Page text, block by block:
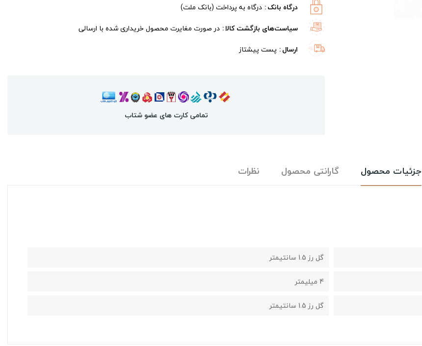
درگاه بانک درگاه به پرداخت (بانک ملت)
سیاست‌های بازگشت کالا در صورت مغایرت محصول خریداری شده با ارسالی
ارسال پست پیشتاز
تمامی کارت های عضو شتاب
جزئیات محصول گارانتی محصول نظرات
گل رز 1.5 سانتیمتر
4 میلیمتر
گل رز 1.5 سانتیمتر